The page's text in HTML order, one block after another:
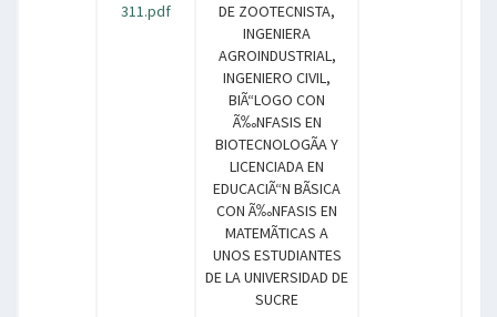
311.pdf
DE ZOOTECNISTA,
INGENIERA
AGROINDUSTRIAL,
INGENIERO CIVIL,
BIÃ“LOGO CON
Ã‰NFASIS EN
BIOTECNOLOGÃA Y
LICENCIADA EN
EDUCACIÃ“N BÃSICA
CON Ã‰NFASIS EN
MATEMÃTICAS A
UNOS ESTUDIANTES
DE LA UNIVERSIDAD DE
SUCRE